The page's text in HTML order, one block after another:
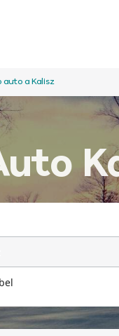
auto a Kalisz